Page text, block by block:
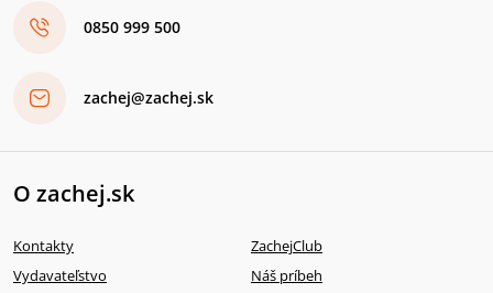
0850 999 500
zachej@zachej.sk
O zachej.sk
Kontakty
ZachejClub
Vydavateľstvo
Náš príbeh